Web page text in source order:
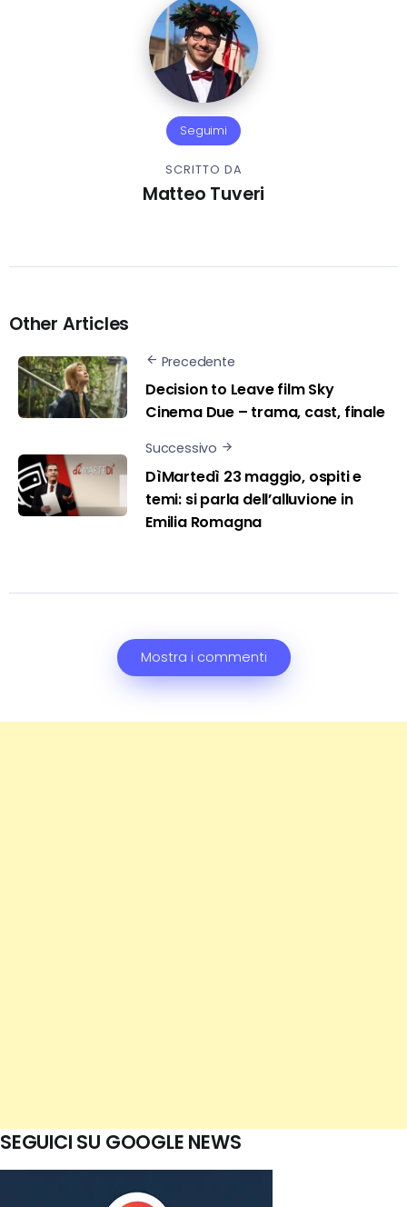
Seguimi
SCRITTO DA
Matteo Tuveri
Other Articles
Precedente
Decision to Leave film Sky
Cinema Due – trama, cast, finale
Successivo
DìMartedì 23 maggio, ospiti e
temi: si parla dell’alluvione in
Emilia Romagna
Mostra i commenti
SEGUICI SU GOOGLE NEWS